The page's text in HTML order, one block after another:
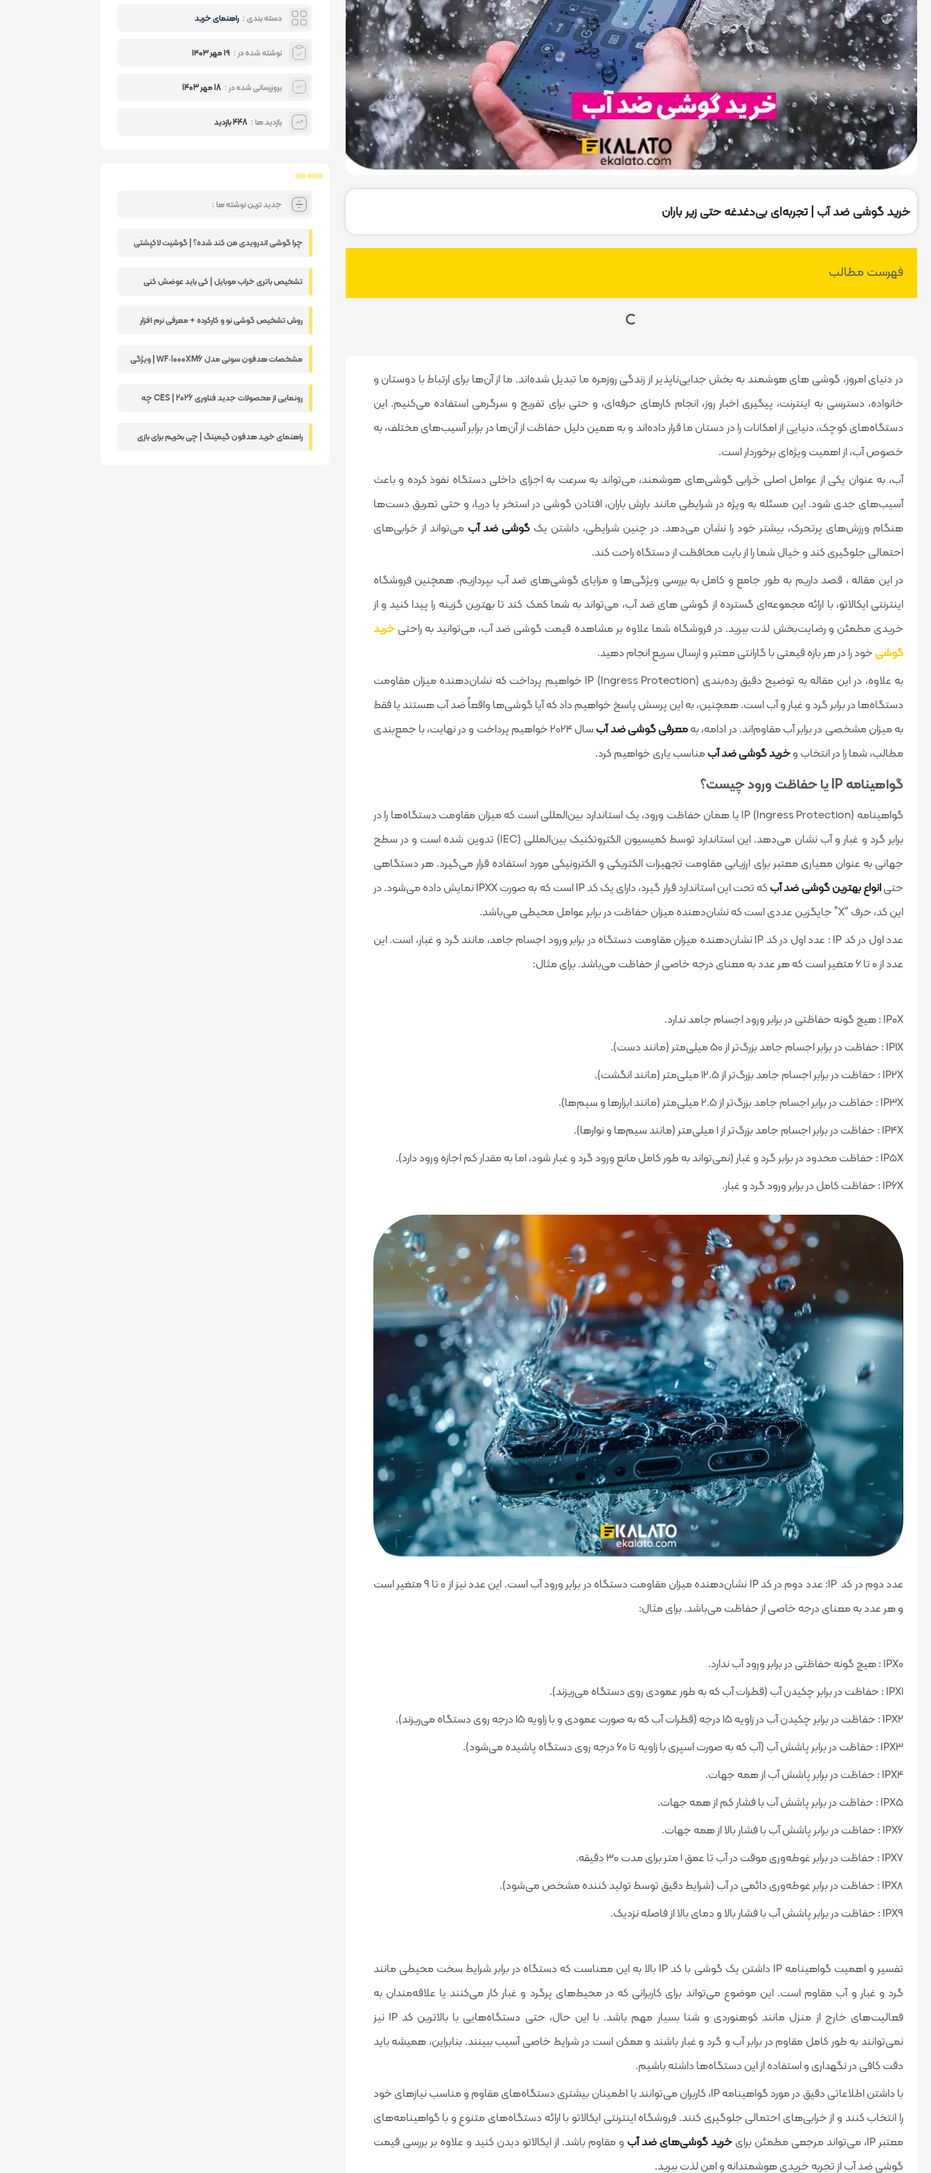
خرید گوشی ضد آب | تجربه‌ای بی‌دغدغه حتی زیر باران
فهرست مطالب
در دنیای امروز، گوشی های هوشمند به بخش جدایی‌ناپذیر از زندگی روزمره ما تبدیل شده‌اند. ما از آن‌ها برای ارتباط با دوستان و
خانواده، دسترسی به اینترنت، پیگیری اخبار روز، انجام کارهای حرفه‌ای، و حتی برای تفریح و سرگرمی استفاده می‌کنیم. این
دستگاه‌های کوچک، دنیایی از امکانات را در دستان ما قرار داده‌اند و به همین دلیل حفاظت از آن‌ها در برابر آسیب‌های مختلف، به
خصوص آب، از اهمیت ویژه‌ای برخوردار است.
آب، به عنوان یکی از عوامل اصلی خرابی گوشی‌های هوشمند، می‌تواند به سرعت به اجزای داخلی دستگاه نفوذ کرده و باعث
آسیب‌های جدی شود. این مسئله به ویژه در شرایطی مانند بارش باران، افتادن گوشی در استخر یا دریا، و حتی تعریق دست‌ها
هنگام ورزش‌های پرتحرک، بیشتر خود را نشان می‌دهد. در چنین شرایطی، داشتن یکگوشی ضد آب می‌تواند از خرابی‌های
احتمالی جلوگیری کند و خیال شما را از بابت محافظت از دستگاه راحت کند.
در این مقاله ، قصد داریم به طور جامع و کامل به بررسی ویژگی‌ها و مزایای گوشی‌های ضد آب بپردازیم. همچنین فروشگاه
اینترنتی ایکالاتو، با ارائه مجموعه‌ای گسترده از گوشی های ضد آب، می‌تواند به شما کمک کند تا بهترین گزینه را پیدا کنید و از
خریدی مطمئن و رضایت‌بخش لذت ببرید. در فروشگاه شما علاوه بر مشاهده قیمت گوشی ضد آب، می‌توانید به راحتیخرید
گوشیخود را در هر بازه قیمتی با گارانتی معتبر و ارسال سریع انجام دهید.
به علاوه، در این مقاله به توضیح دقیق رده‌بندی IP (Ingress Protection) خواهیم پرداخت که نشان‌دهنده میزان مقاومت
دستگاه‌ها در برابر گرد و غبار و آب است. همچنین، به این پرسش پاسخ خواهیم داد که آیا گوشی‌ها واقعاً ضد آب هستند یا فقط
به میزان مشخصی در برابر آب مقاوم‌اند. در ادامه، بهمعرفی گوشی‌ ضد آب
سال 2024 خواهیم پرداخت و در نهایت، با جمع‌بندی
مطالب، شما را در انتخاب وخرید گوشی ضد آبمناسب یاری خواهیم کرد.
گواهینامه IP یا حفاظت ورود چیست؟
گواهینامه IP (Ingress Protection) یا همان حفاظت ورود، یک استاندارد بین‌المللی است که میزان مقاومت دستگاه‌ها را در
برابر گرد و غبار و آب نشان می‌دهد. این استاندارد توسط کمیسیون الکتروتکنیک بین‌المللی (IEC) تدوین شده است و در سطح
جهانی به عنوان معیاری معتبر برای ارزیابی مقاومت تجهیزات الکتریکی و الکترونیکی مورد استفاده قرار می‌گیرد. هر دستگاهی
حتیانواع بهترین گوشی ضد آب
که تحت این استاندارد قرار گیرد، دارای یک کد IP است که به صورت IPXX نمایش داده می‌شود. در
این کد، حرف “X” جایگزین عددی است که نشان‌دهنده میزان حفاظت در برابر عوامل محیطی می‌باشد.
عدد اول در کد IP : عدد اول در کد IP نشان‌دهنده میزان مقاومت دستگاه در برابر ورود اجسام جامد، مانند گرد و غبار، است. این
عدد از 0 تا 6 متغیر است که هر عدد به معنای درجه خاصی از حفاظت می‌باشد. برای مثال:
IP0X : هیچ گونه حفاظتی در برابر ورود اجسام جامد ندارد.
IP1X : حفاظت در برابر اجسام جامد بزرگ‌تر از 50 میلی‌متر (مانند دست).
IP2X : حفاظت در برابر اجسام جامد بزرگ‌تر از 12.5 میلی‌متر (مانند انگشت).
IP3X : حفاظت در برابر اجسام جامد بزرگ‌تر از 2.5 میلی‌متر (مانند ابزارها و سیم‌ها).
IP4X : حفاظت در برابر اجسام جامد بزرگ‌تر از 1 میلی‌متر (مانند سیم‌ها و نوارها).
IP5X : حفاظت محدود در برابر گرد و غبار (نمی‌تواند به طور کامل مانع ورود گرد و غبار شود، اما به مقدار کم اجازه ورود دارد).
IP6X : حفاظت کامل در برابر ورود گرد و غبار.
عدد دوم در کد IP: عدد دوم در کد IP نشان‌دهنده میزان مقاومت دستگاه در برابر ورود آب است. این عدد نیز از 0 تا 9 متغیر است
و هر عدد به معنای درجه خاصی از حفاظت می‌باشد. برای مثال:
IPX0 : هیچ گونه حفاظتی در برابر ورود آب ندارد.
IPX1 : حفاظت در برابر چکیدن آب (قطرات آب که به طور عمودی روی دستگاه می‌ریزند).
IPX2 : حفاظت در برابر چکیدن آب در زاویه 15 درجه (قطرات آب که به صورت عمودی و با زاویه 15 درجه روی دستگاه می‌ریزند).
IPX3 : حفاظت در برابر پاشش آب (آب که به صورت اسپری با زاویه تا 60 درجه روی دستگاه پاشیده می‌شود).
IPX4 : حفاظت در برابر پاشش آب از همه جهات.
IPX5 : حفاظت در برابر پاشش آب با فشار کم از همه جهات.
IPX6 : حفاظت در برابر پاشش آب با فشار بالا از همه جهات.
IPX7 : حفاظت در برابر غوطه‌وری موقت در آب تا عمق 1 متر برای مدت 30 دقیقه.
IPX8 : حفاظت در برابر غوطه‌وری دائمی در آب (شرایط دقیق توسط تولید کننده مشخص می‌شود).
IPX9 : حفاظت در برابر پاشش آب با فشار بالا و دمای بالا از فاصله نزدیک.
تفسیر و اهمیت گواهینامه IP داشتن یک گوشی با کد IP بالا به این معناست که دستگاه در برابر شرایط سخت محیطی مانند
گرد و غبار و آب مقاوم است. این موضوع می‌تواند برای کاربرانی که در محیط‌های پرگرد و غبار کار می‌کنند یا علاقه‌مندان به
فعالیت‌های خارج از منزل مانند کوهنوردی و شنا بسیار مهم باشد. با این حال، حتی دستگاه‌هایی با بالاترین کد IP نیز
نمی‌توانند به طور کامل مقاوم در برابر آب و گرد و غبار باشند و ممکن است در شرایط خاصی آسیب ببینند. بنابراین، همیشه باید
دقت کافی در نگهداری و استفاده از این دستگاه‌ها داشته باشیم.
با داشتن اطلاعاتی دقیق در مورد گواهینامه IP، کاربران می‌توانند با اطمینان بیشتری دستگاه‌های مقاوم و مناسب نیازهای خود
را انتخاب کنند و از خرابی‌های احتمالی جلوگیری کنند. فروشگاه اینترنتی ایکالاتو با ارائه دستگاه‌های متنوع و با گواهینامه‌های
معتبر IP، می‌تواند مرجعی مطمئن برای
خرید گوشی‌های ضد آبو مقاوم باشد. از ایکالاتو دیدن کنید و علاوه بر بررسی قیمت
گوشی ضد آب از تجربه خریدی هوشمندانه و امن لذت ببرید.
دسته بندی : راهنمای خرید
نوشته شده در : ۱۹ مهر ۱۴۰۳
بروزرسانی شده در : 18 مهر 1403
بازدید ها : 448 بازدید
جدید ترین نوشته ها :
چرا گوشی اندرویدی من کند شده؟ | گوشیت لاکپشتی
تشخیص باتری خراب موبایل | کی باید عوضش کنی
روش تشخیص گوشی نو و کارکرده + معرفی نرم افزار
مشخصات هدفون سونی مدل WF‑1000XM6 | ویژگی
رونمایی از محصولات جدید فناوری 2026 | CES چه
راهنمای خرید هدفون گیمینگ | چی بخریم برای بازی